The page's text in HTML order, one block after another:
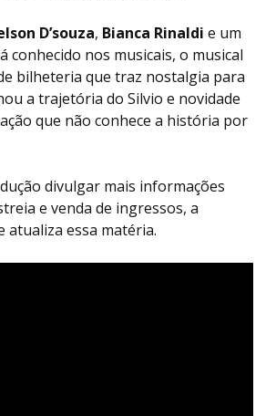
D’souza, Bianca Rinaldi e um
conhecido nos musicais, o musical
bilheteria que traz nostalgia para
a trajetória do Silvio e novidade
que não conhece a história por
divulgar mais informações
e venda de ingressos, a
atualiza essa matéria.